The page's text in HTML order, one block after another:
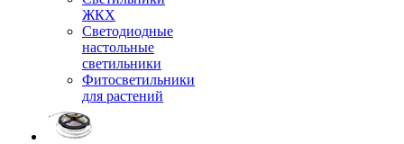
ЖКХ
Светодиодные
настольные
светильники
Фитосветильники
для растений